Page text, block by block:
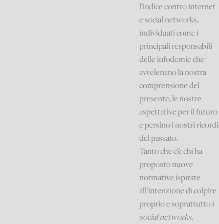
l’indice contro internet
e social networks,
individuati come i
principali responsabili
delle infodemie che
avvelenano la nostra
comprensione del
presente, le nostre
aspettative per il futuro
e persino i nostri ricordi
del passato.
Tanto che c’è chi ha
proposto nuove
normative ispirate
all’intenzione di colpire
proprio e soprattutto i
social networks,